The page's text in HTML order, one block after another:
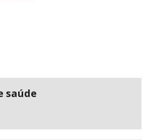
saúde